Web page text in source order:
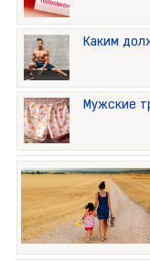
Каким
Мужские